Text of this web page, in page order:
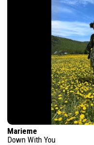
Marieme
Down With You